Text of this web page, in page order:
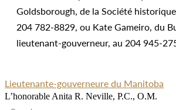
Goldsborough, de la Société
204 782-8829, ou Kate Gameiro, du
lieutenant-gouverneur, au 204 945-
Lieutenante-gouverneure du Manitoba
L’honorable Anita R. Neville, P.C., O.M.